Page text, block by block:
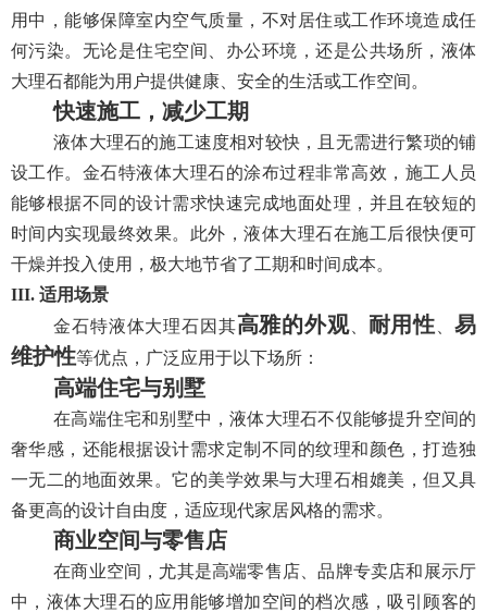
用中，能够保障室内空气质量，不对居住或工作环境造成任
何污染。无论是住宅空间、办公环境，还是公共场所，液体
大理石都能为用户提供健康、安全的生活或工作空间。
快速施工，减少工期
液体大理石的施工速度相对较快，且无需进行繁琐的铺
设工作。金石特液体大理石的涂布过程非常高效，施工人员
能够根据不同的设计需求快速完成地面处理，并且在较短的
时间内实现最终效果。此外，液体大理石在施工后很快便可
干燥并投入使用，极大地节省了工期和时间成本。
III. 适用场景
金石特液体大理石因其高雅的外观、 耐用性 、易
维护性等优点，广泛应用于以下场所：
高端住宅与别墅
在高端住宅和别墅中，液体大理石不仅能够提升空间的
奢华感，还能根据设计需求定制不同的纹理和颜色，打造独
一无二的地面效果。它的美学效果与大理石相媲美，但又具
备更高的设计自由度，适应现代家居风格的需求。
商业空间与零售店
在商业空间，尤其是高端零售店、品牌专卖店和展示厅
中，液体大理石的应用能够增加空间的档次感，吸引顾客的